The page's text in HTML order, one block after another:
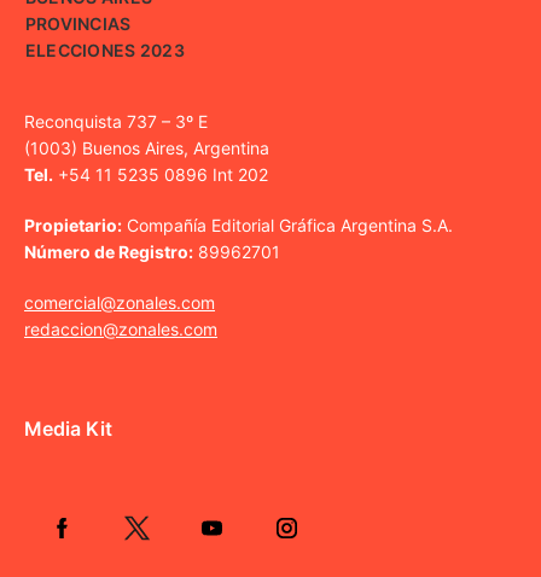
PROVINCIAS
ELECCIONES 2023
Reconquista 737 – 3º E
(1003) Buenos Aires, Argentina
Tel. +54 11 5235 0896 Int 202
Propietario: Compañía Editorial Gráfica Argentina S.A.
Número de Registro: 89962701
comercial@zonales.com
redaccion@zonales.com
Media Kit